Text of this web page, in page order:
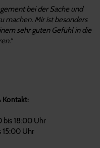
bei der Sache und
machen. Mir ist besonders
sehr guten Gefühl in die
Kontakt:
bis 18:00 Uhr
15:00 Uhr